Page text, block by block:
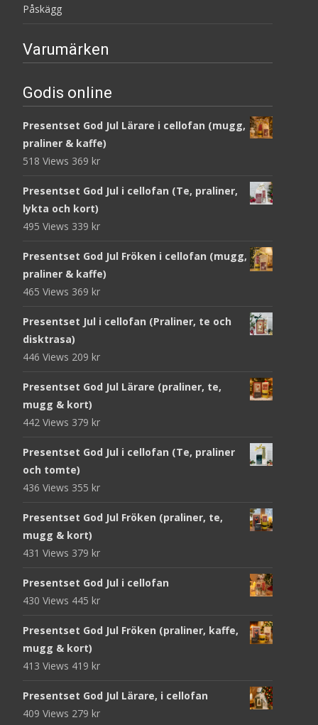
Påskägg
Varumärken
Godis online
Presentset God Jul Lärare i cellofan (mugg,
praliner & kaffe)
518 Views 369 kr
Presentset God Jul i cellofan (Te, praliner,
lykta och kort)
495 Views 339 kr
Presentset God Jul Fröken i cellofan (mugg,
praliner & kaffe)
465 Views 369 kr
Presentset Jul i cellofan (Praliner, te och
disktrasa)
446 Views 209 kr
Presentset God Jul Lärare (praliner, te,
mugg & kort)
442 Views 379 kr
Presentset God Jul i cellofan (Te, praliner
och tomte)
436 Views 355 kr
Presentset God Jul Fröken (praliner, te,
mugg & kort)
431 Views 379 kr
Presentset God Jul i cellofan
430 Views 445 kr
Presentset God Jul Fröken (praliner, kaffe,
mugg & kort)
413 Views 419 kr
Presentset God Jul Lärare, i cellofan
409 Views 279 kr